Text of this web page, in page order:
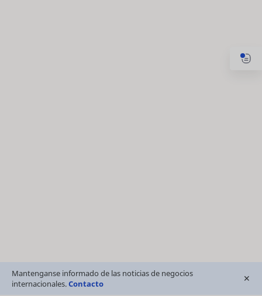
Mantenganse informado de las noticias de negocios
internacionales.Contacto